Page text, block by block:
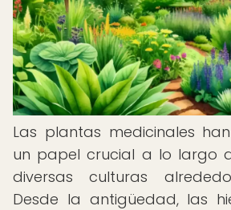
Las plantas medicinales
un papel crucial a lo largo
diversas culturas
Desde la antigüedad, las